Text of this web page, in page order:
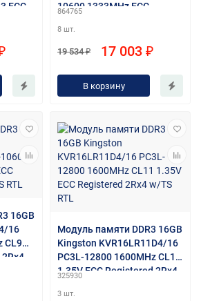
ECC
10600 1333MHz ECC
864765
8 шт.
19 534 ₽ 17 003 ₽
В корзину
16GB
16
CL9
Модуль памяти DDR3 16GB
Kingston KVR16LR11D4/16
PC3L-12800 1600MHz CL11
1.35V ECC Registered 2Rx4
325930
3 шт.